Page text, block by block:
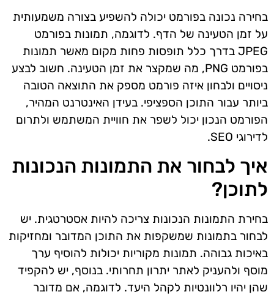
בחירה נכונה בפורמט יכולה להשפיע בצורה משמעותית
על זמן הטעינה של הדף. לדוגמה, תמונות בפורמט
JPEG בדרך כלל תופסות פחות מקום מאשר תמונות
בפורמט PNG, מה שמקצר את זמן הטעינה. חשוב לבצע
ניסויים ולבחון איזה פורמט מספק את התוצאה הטובה
ביותר עבור התוכן הספציפי. בעידן האינטרנט המהיר,
הפורמט הנכון יכול לשפר את חוויית המשתמש ולתרום
לדירוגי SEO.
איך לבחור את התמונות הנכונות
לתוכן?
בחירת התמונות הנכונות צריכה להיות אסטרטגית. יש
לבחור בתמונות שמשקפות את התוכן המדובר ומחזיקות
באיכות גבוהה. תמונות מקוריות יכולות להוסיף ערך
מוסף ולהעניק לאתר יתרון תחרותי. בנוסף, יש להקפיד
שהן יהיו רלוונטיות לקהל היעד. לדוגמה, אם מדובר